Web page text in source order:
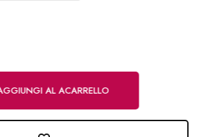
AL ACARRELLO